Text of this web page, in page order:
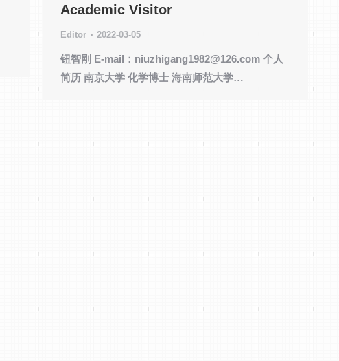
Academic Visitor
Editor 2022-03-05
钮智刚 E-mail：niuzhigang1982@126.com 个人
简历 南京大学 化学博士 海南师范大学…